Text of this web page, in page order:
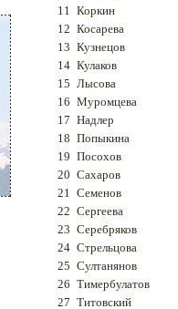
11 Коркин
12 Косарева
13 Кузнецов
14 Кулаков
15 Лысова
16 Муромцева
17 Надлер
18 Попыкина
19 Посохов
20 Сахаров
21 Семенов
22 Сергеева
23 Серебряков
24 Стрельцова
25 Султанянов
26 Тимербулатов
27 Титовский